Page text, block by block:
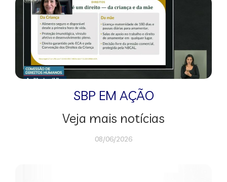
SBP EM AÇÃO
Veja mais notícias
08/06/2026